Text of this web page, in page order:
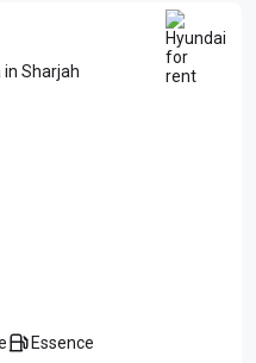
Essence